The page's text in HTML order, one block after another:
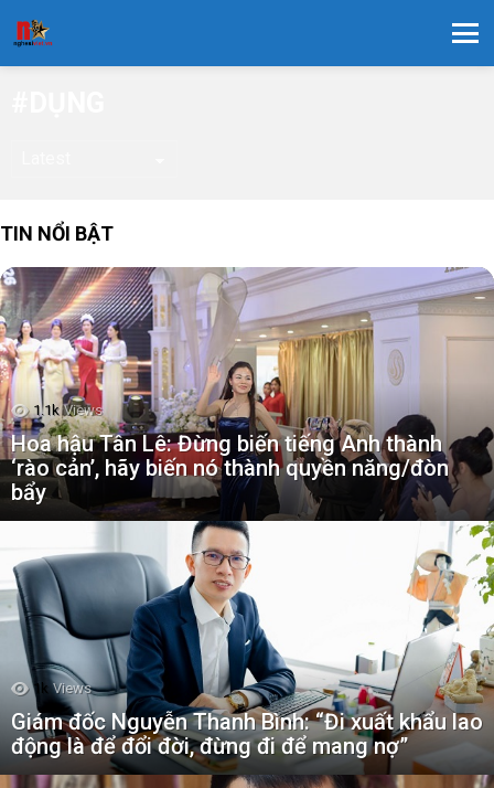
TIN NỔI BẬT
1.1k Views
Hoa hậu Tân Lê: Đừng biến tiếng Anh thành
‘rào cản’, hãy biến nó thành quyền năng/đòn
bẩy
1k Views
Giám đốc Nguyễn Thanh Bình: “Đi xuất khẩu lao
động là để đổi đời, đừng đi để mang nợ”